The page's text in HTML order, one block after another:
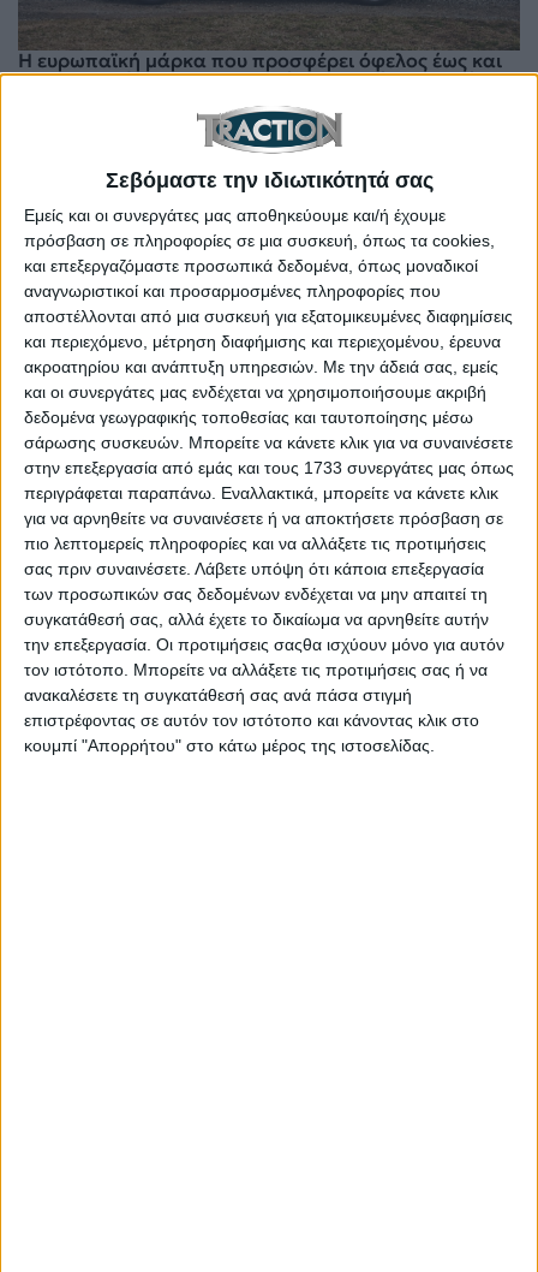
Σεβόμαστε την ιδιωτικότητά σας
Εμείς και οι συνεργάτες μας αποθηκεύουμε και/ή έχουμε
πρόσβαση σε πληροφορίες σε μια συσκευή, όπως τα cookies,
και επεξεργαζόμαστε προσωπικά δεδομένα, όπως μοναδικοί
αναγνωριστικοί και προσαρμοσμένες πληροφορίες που
αποστέλλονται από μια συσκευή για εξατομικευμένες διαφημίσεις
και περιεχόμενο, μέτρηση διαφήμισης και περιεχομένου, έρευνα
ακροατηρίου και ανάπτυξη υπηρεσιών. Με την άδειά σας, εμείς
και οι συνεργάτες μας ενδέχεται να χρησιμοποιήσουμε ακριβή
δεδομένα γεωγραφικής τοποθεσίας και ταυτοποίησης μέσω
σάρωσης συσκευών. Μπορείτε να κάνετε κλικ για να συναινέσετε
στην επεξεργασία από εμάς και τους 1733 συνεργάτες μας όπως
περιγράφεται παραπάνω. Εναλλακτικά, μπορείτε να κάνετε κλικ
για να αρνηθείτε να συναινέσετε ή να αποκτήσετε πρόσβαση σε
πιο λεπτομερείς πληροφορίες και να αλλάξετε τις προτιμήσεις
σας πριν συναινέσετε. Λάβετε υπόψη ότι κάποια επεξεργασία
των προσωπικών σας δεδομένων ενδέχεται να μην απαιτεί τη
συγκατάθεσή σας, αλλά έχετε το δικαίωμα να αρνηθείτε αυτήν
την επεξεργασία. Οι προτιμήσεις σαςθα ισχύουν μόνο για αυτόν
τον ιστότοπο. Μπορείτε να αλλάξετε τις προτιμήσεις σας ή να
ανακαλέσετε τη συγκατάθεσή σας ανά πάσα στιγμή
επιστρέφοντας σε αυτόν τον ιστότοπο και κάνοντας κλικ στο
κουμπί "Απορρήτου" στο κάτω μέρος της ιστοσελίδας.
Η ευρωπαϊκή μάρκα που προσφέρει όφελος έως και
16.000 ευρώ – Για περιορισμένο αριθμό αυτοκινήτων
Τα ηλεκτρικά πόλης με γερμανικό DNA – Αυτονομία
έως 450 χλμ.